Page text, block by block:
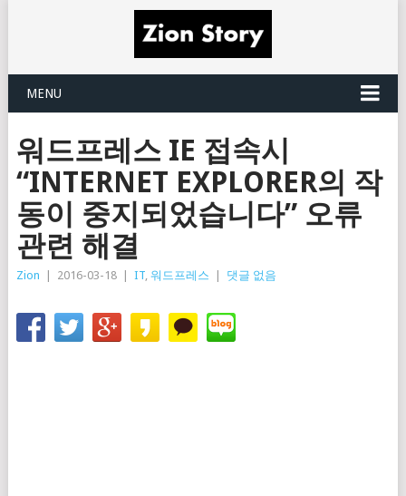
MENU
워드프레스 IE 접속시
“INTERNET EXPLORER의 작
동이 중지되었습니다” 오류
관련 해결
Zion 2016-03-18 IT, 워드프레스 댓글 없음